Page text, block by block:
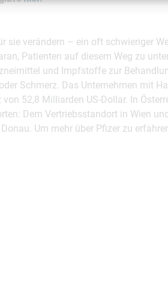
sie verändern – ein oft schwieriger
Patienten auf diesem Weg zu
und Impfstoffe zur
Schmerz. Das Unternehmen mit
52,8 Milliarden US-Dollar. In
Dem Vertriebsstandort in Wien
Um mehr über Pfizer zu